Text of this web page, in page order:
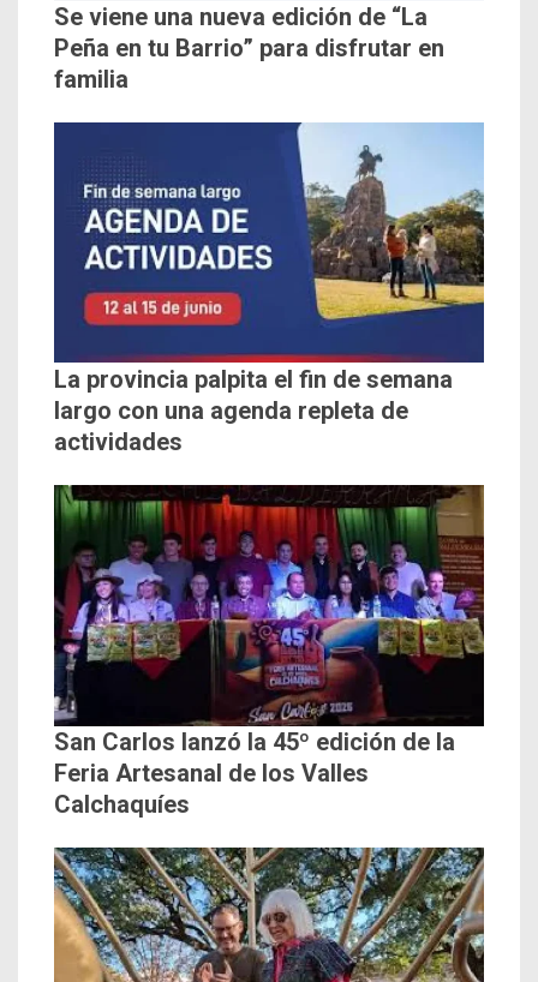
Se viene una nueva edición de “La
Peña en tu Barrio” para disfrutar en
familia
La provincia palpita el fin de semana
largo con una agenda repleta de
actividades
San Carlos lanzó la 45º edición de la
Feria Artesanal de los Valles
Calchaquíes